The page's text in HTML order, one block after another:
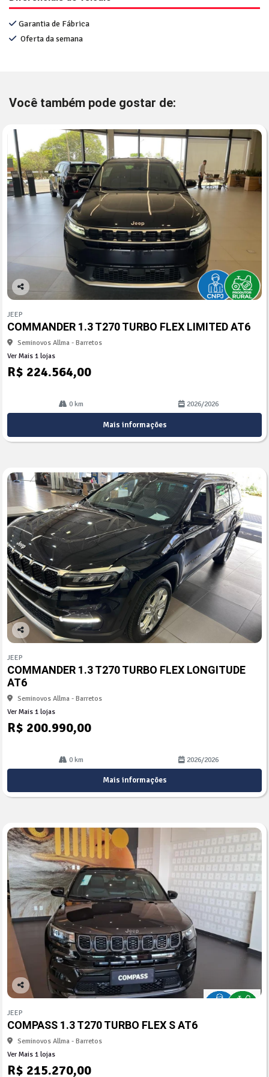
Garantia de Fábrica
Oferta da semana
Você também pode gostar de:
Co
arti
lhe
JEEP
COMMANDER 1.3 T270 TURBO FLEX LIMITED AT6
Seminovos Allma - Barretos
Ver Mais 1 lojas
R$ 224.564,00
0 km 2026/2026
Mais informações
Co
arti
lhe
JEEP
COMMANDER 1.3 T270 TURBO FLEX LONGITUDE
AT6
Seminovos Allma - Barretos
Ver Mais 1 lojas
R$ 200.990,00
0 km 2026/2026
Mais informações
Co
arti
lhe
JEEP
COMPASS 1.3 T270 TURBO FLEX S AT6
Seminovos Allma - Barretos
Ver Mais 1 lojas
R$ 215.270,00